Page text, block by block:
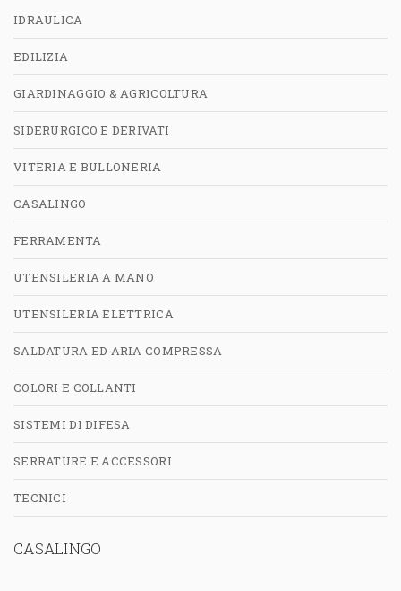
IDRAULICA
EDILIZIA
GIARDINAGGIO & AGRICOLTURA
SIDERURGICO E DERIVATI
VITERIA E BULLONERIA
CASALINGO
FERRAMENTA
UTENSILERIA A MANO
UTENSILERIA ELETTRICA
SALDATURA ED ARIA COMPRESSA
COLORI E COLLANTI
SISTEMI DI DIFESA
SERRATURE E ACCESSORI
TECNICI
CASALINGO